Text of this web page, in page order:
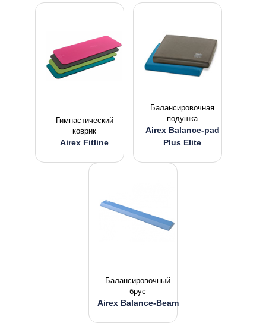
Гимнастический
коврик
Airex Fitline
Балансировочная
подушка
Airex Balance-pad
Plus Elite
Балансировочный
брус
Airex Balance-Beam